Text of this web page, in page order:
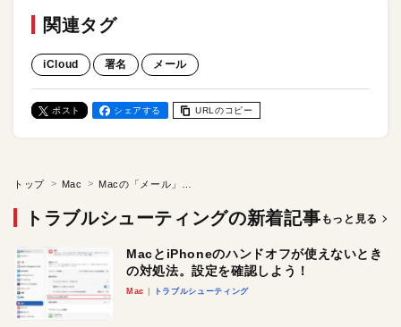
関連タグ
iCloud 署名 メール
ポスト シェアする URLのコピー
トップ Mac
トラブルシューティングの新着記事 もっと見る
MacとiPhoneのハンドオフが使えないとき
の対処法。設定を確認しよう！
Mac トラブルシューティング